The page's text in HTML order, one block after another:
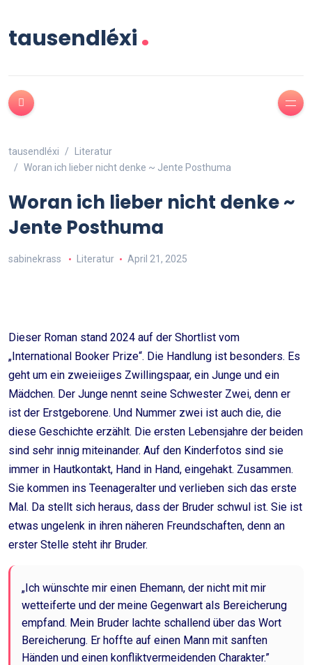
tausendléxi.
tausendléxi
Literatur
Woran ich lieber nicht denke ~ Jente Posthuma
Woran ich lieber nicht denke ~
Jente Posthuma
sabinekrass Literatur April 21, 2025
Dieser Roman stand 2024 auf der Shortlist vom
„International Booker Prize“. Die Handlung ist besonders. Es
geht um ein zweieiiges Zwillingspaar, ein Junge und ein
Mädchen. Der Junge nennt seine Schwester Zwei, denn er
ist der Erstgeborene. Und Nummer zwei ist auch die, die
diese Geschichte erzählt. Die ersten Lebensjahre der beiden
sind sehr innig miteinander. Auf den Kinderfotos sind sie
immer in Hautkontakt, Hand in Hand, eingehakt. Zusammen.
Sie kommen ins Teenageralter und verlieben sich das erste
Mal. Da stellt sich heraus, dass der Bruder schwul ist. Sie ist
etwas ungelenk in ihren näheren Freundschaften, denn an
erster Stelle steht ihr Bruder.
„Ich wünschte mir einen Ehemann, der nicht mit mir
wetteiferte und der meine Gegenwart als Bereicherung
empfand. Mein Bruder lachte schallend über das Wort
Bereicherung. Er hoffte auf einen Mann mit sanften
Händen und einen konfliktvermeidenden Charakter.”